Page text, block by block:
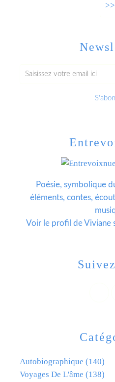
>>
Autobiographique (140)
Voyages De L'âme (138)
Poésie, symbolique
éléments, contes,
Voir le profil deViviane